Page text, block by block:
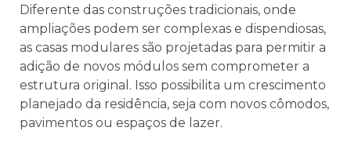
Diferente das construções tradicionais, onde
ampliações podem ser complexas e dispendiosas,
as casas modulares são projetadas para permitir a
adição de novos módulos sem comprometer a
estrutura original. Isso possibilita um crescimento
planejado da residência, seja com novos cômodos,
pavimentos ou espaços de lazer.